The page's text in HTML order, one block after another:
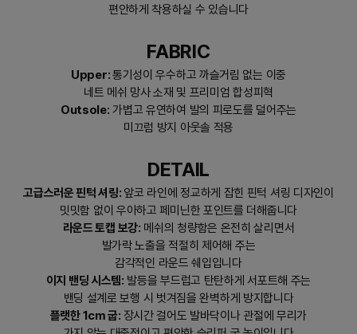
편안하게 착용하실 수 있습니다
FABRIC
Upper:통기성이 우수하고 까슬거림 없는 이중
네트 메쉬 망사 소재 및 프리미엄 합성피혁
Outsole: 가볍고 유연하여 발의 피로도를 덜어주는
미끄럼 방지 아웃솔 적용
DETAIL
고급스러운 핀턱 셔링: 앞코 라인에 정교하게 잡힌 핀턱 셔링 디자인이
밋밋함 없이 우아하고 페미닌한 포인트를 더해줍니다
라운드 토캡 보강: 메쉬의 청량함은 온전히 살리면서
발가락 노출을 적절히 제어해 주는
감각적인 라운드 쉐입입니다
이지 밴딩 시스템: 발등을 부드럽고 탄탄하게 서포트해 주는
밴딩 설계로 보행 시 벗겨짐을 완벽하게 방지합니다
플랫한 1cm 굽: 장시간 걸어도 발바닥이나 관절에 무리가